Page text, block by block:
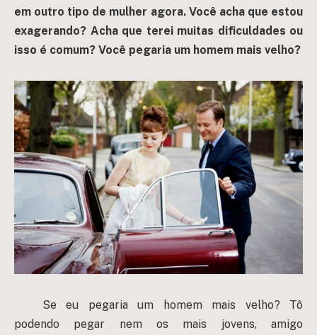
em outro tipo de mulher agora. Você acha que estou
exagerando? Acha que terei muitas dificuldades ou
isso é comum? Você pegaria um homem mais velho?
Se eu pegaria um homem mais velho? Tô
podendo pegar nem os mais jovens, amigo